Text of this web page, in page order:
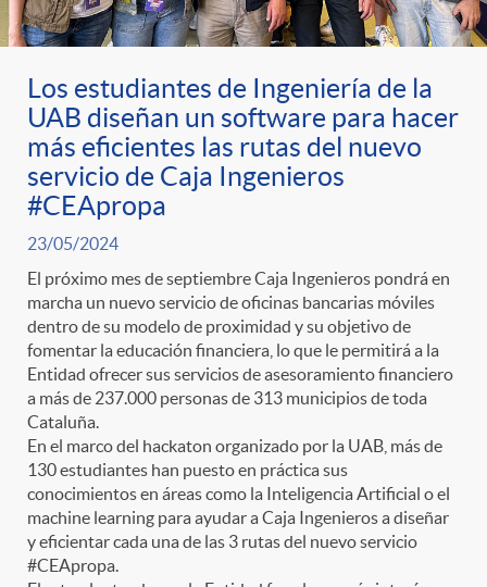
r
a
S
a
l
a
d
e
n
p
o
r
c
a
t
e
e
n
i
d
o
A
n
c
l
c
a
d
o
r
d
e
Los estudiantes de Ingeniería de la
UAB diseñan un software para hacer
más eficientes las rutas del nuevo
servicio de Caja Ingenieros
#CEApropa
23/05/2024
El próximo mes de septiembre Caja Ingenieros pondrá en
marcha un nuevo servicio de oficinas bancarias móviles
dentro de su modelo de proximidad y su objetivo de
fomentar la educación financiera, lo que le permitirá a la
Entidad ofrecer sus servicios de asesoramiento financiero
a más de 237.000 personas de 313 municipios de toda
Cataluña.
En el marco del hackaton organizado por la UAB, más de
130 estudiantes han puesto en práctica sus
conocimientos en áreas como la Inteligencia Artificial o el
machine learning para ayudar a Caja Ingenieros a diseñar
y eficientar cada una de las 3 rutas del nuevo servicio
#CEApropa.